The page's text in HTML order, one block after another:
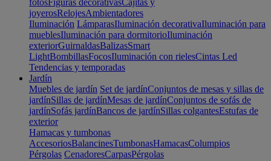
fotosFiguras decorativasCajitas y
joyerosRelojesAmbientadores
Iluminación LámparasIluminación decorativaIluminación para
mueblesIluminación para dormitorioIluminación
exteriorGuirnaldasBalizasSmart
LightBombillasFocosIluminación con rielesCintas Led
Tendencias y temporadas
Jardín
Muebles de jardín Set de jardínConjuntos de mesas y sillas de
jardínSillas de jardínMesas de jardínConjuntos de sofás de
jardínSofás jardínBancos de jardínSillas colgantesEstufas de
exterior
Hamacas y tumbonas
AccesoriosBalancinesTumbonasHamacasColumpios
Pérgolas CenadoresCarpasPérgolas